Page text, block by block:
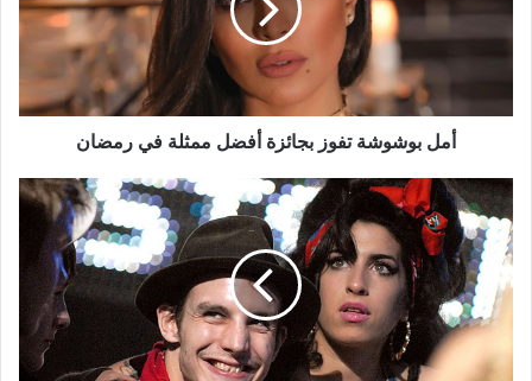
أفضل
ممثلة
أمل بوشوشة تفوز بجائزة أفضل ممثلة في رمضان
مع
اقتراب
ذكرى
وفاة
إيمي
واينهاوس..
صديقها
يكشف: